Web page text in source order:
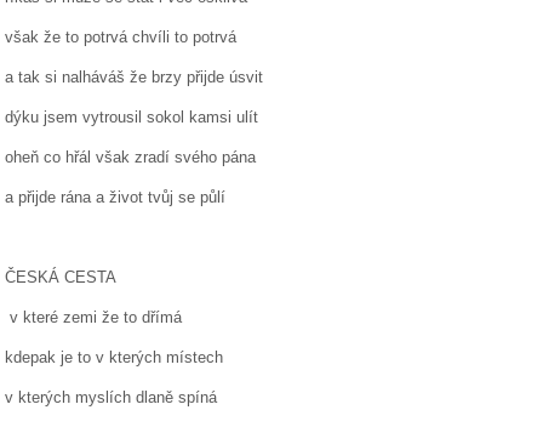
však že to potrvá chvíli to potrvá
a tak si nalháváš že brzy přijde úsvit
dýku jsem vytrousil sokol kamsi ulít
oheň co hřál však zradí svého pána
a přijde rána a život tvůj se půlí
ČESKÁ CESTA
v které zemi že to dřímá
kdepak je to v kterých místech
v kterých myslích dlaně spíná